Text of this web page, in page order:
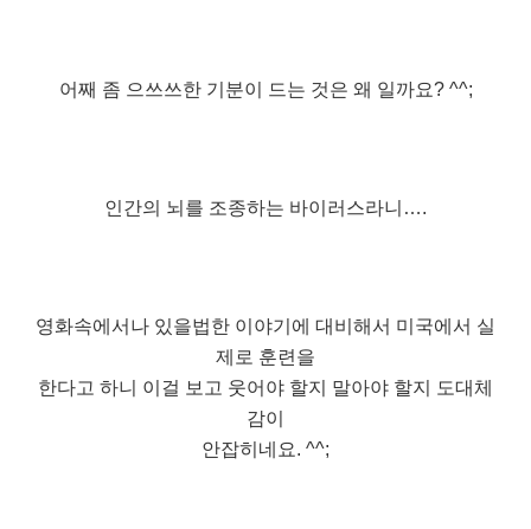
어째 좀 으쓰쓰한 기분이 드는 것은 왜 일까요? ^^;
인간의 뇌를 조종하는 바이러스라니….
영화속에서나 있을법한 이야기에 대비해서 미국에서 실
제로 훈련을
한다고 하니 이걸 보고 웃어야 할지 말아야 할지 도대체
감이
안잡히네요. ^^;